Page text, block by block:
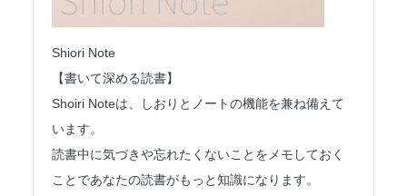
Shiori Note
【書いて深める読書】
Shoiri Noteは、しおりとノートの機能を兼ね備えて
います。
読書中に気づきや忘れたくないことをメモしておく
ことであなたの読書がもっと知識になります。